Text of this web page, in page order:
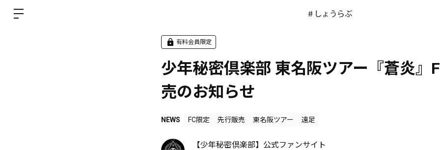
有料会員限定
少年秘密倶楽部 東名阪ツアー『蒼炎』
売のお知らせ
NEWS FC限定 先行販売 東名阪ツアー 遠足
【少年秘密倶楽部】公式ファンサイト